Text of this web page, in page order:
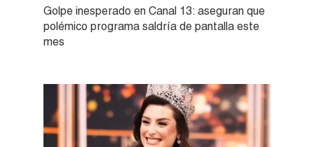
Golpe inesperado en Canal 13: aseguran que
polémico programa saldría de pantalla este
mes